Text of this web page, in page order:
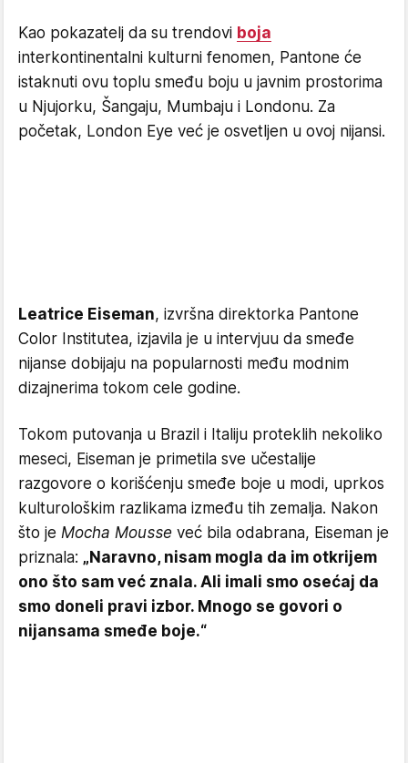
Kao pokazatelj da su trendovi boja
interkontinentalni kulturni fenomen, Pantone će
istaknuti ovu toplu smeđu boju u javnim prostorima
u Njujorku, Šangaju, Mumbaju i Londonu. Za
početak, London Eye već je osvetljen u ovoj nijansi.
Leatrice Eiseman, izvršna direktorka Pantone
Color Institutea, izjavila je u intervjuu da smeđe
nijanse dobijaju na popularnosti među modnim
dizajnerima tokom cele godine.
Tokom putovanja u Brazil i Italiju proteklih nekoliko
meseci, Eiseman je primetila sve učestalije
razgovore o korišćenju smeđe boje u modi, uprkos
kulturološkim razlikama između tih zemalja. Nakon
što je Mocha Mousse već bila odabrana, Eiseman je
priznala: „Naravno, nisam mogla da im otkrijem
ono što sam već znala. Ali imali smo osećaj da
smo doneli pravi izbor. Mnogo se govori o
nijansama smeđe boje.“